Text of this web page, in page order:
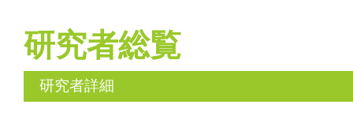
研究者総覧
研究者詳細